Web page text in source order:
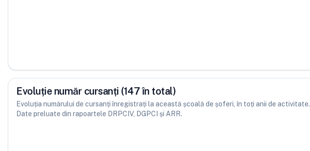
Evoluție număr cursanți (147 în total)
Evoluția numărului de cursanți înregistrați la această școală de șoferi, în toți anii de activitate.
Date preluate din rapoartele DRPCIV, DGPCI și ARR.